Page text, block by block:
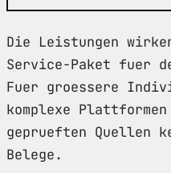
Die Leistungen
Service-Paket fuer
Fuer groessere
komplexe
geprueften Quellen
Belege.